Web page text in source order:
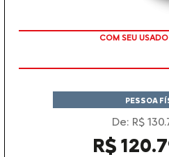
TAXA
PESSOA
De: R$
R$